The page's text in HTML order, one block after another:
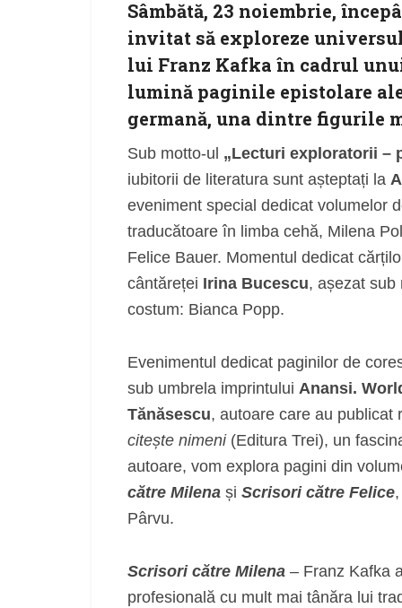
Sâmbătă, 23 noiembrie,
invitat să exploreze
lui Franz Kafka în cadrul
lumină paginile epistolare
germană, una dintre figurile
Sub motto-ul „Lecturi exploratorii –
iubitorii de literatura sunt așteptați la
eveniment special dedicat volumelor
traducătoare în limba cehă, Milena
Felice Bauer. Momentul dedicat
cântăreței Irina Bucescu, așezat
costum: Bianca Popp.
Evenimentul dedicat paginilor de
sub umbrela imprintului Anansi.
Tănăsescu, autoare care au publicat
citește nimeni(Editura Trei), un
autoare, vom explora pagini din
către Milena și Scrisori către Felice
Pârvu.
Scrisori către Milena – Franz Kafka
profesională cu mult mai tânăra lui